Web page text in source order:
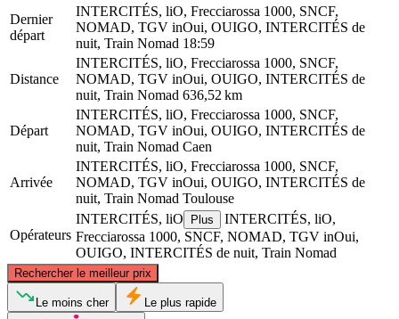
Dernier
départ
INTERCITÉS, liO, Frecciarossa 1000, SNCF,
NOMAD, TGV inOui, OUIGO, INTERCITÉS de
nuit, Train Nomad 18:59
Distance
INTERCITÉS, liO, Frecciarossa 1000, SNCF,
NOMAD, TGV inOui, OUIGO, INTERCITÉS de
nuit, Train Nomad 636,52 km
Départ
INTERCITÉS, liO, Frecciarossa 1000, SNCF,
NOMAD, TGV inOui, OUIGO, INTERCITÉS de
nuit, Train Nomad Caen
Arrivée
INTERCITÉS, liO, Frecciarossa 1000, SNCF,
NOMAD, TGV inOui, OUIGO, INTERCITÉS de
nuit, Train Nomad Toulouse
Opérateurs
INTERCITÉS, liO Plus
INTERCITÉS, liO,
Frecciarossa 1000, SNCF, NOMAD, TGV inOui,
OUIGO, INTERCITÉS de nuit, Train Nomad
Rechercher le meilleur prix
© CARTO, © OpenStreetMapcontributors
Le moins cher Le plus rapide